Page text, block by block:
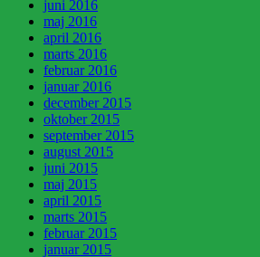
juni 2016
maj 2016
april 2016
marts 2016
februar 2016
januar 2016
december 2015
oktober 2015
september 2015
august 2015
juni 2015
maj 2015
april 2015
marts 2015
februar 2015
januar 2015